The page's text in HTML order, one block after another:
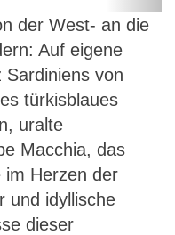
von
Ostküste
der West- an die
Auf eigene
von
türkisblaues
uralte
Macchia, das
im Herzen der
und idyllische
dieser